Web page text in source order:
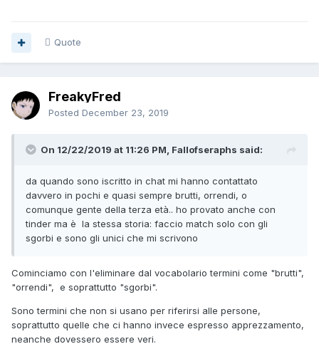
Quote
FreakyFred
Posted December 23, 2019
On 12/22/2019 at 11:26 PM, Fallofseraphs said:
da quando sono iscritto in chat mi hanno contattato
davvero in pochi e quasi sempre brutti, orrendi, o
comunque gente della terza età.. ho provato anche con
tinder ma è la stessa storia: faccio match solo con gli
sgorbi e sono gli unici che mi scrivono
Cominciamo con l'eliminare dal vocabolario termini come "brutti",
"orrendi", e soprattutto "sgorbi".
Sono termini che non si usano per riferirsi alle persone,
soprattutto quelle che ci hanno invece espresso apprezzamento,
neanche dovessero essere veri.